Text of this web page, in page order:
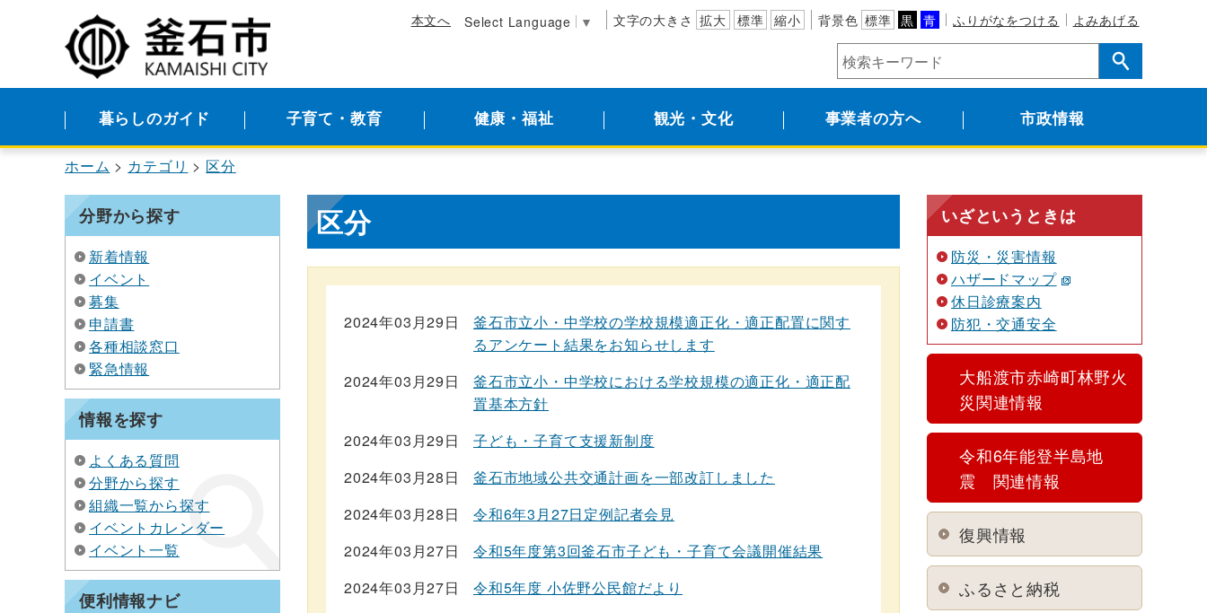
本文へ Select Language ▼ 文字の大きさ 拡大 標準 縮小 背景色 標準 黒 青 ふりがなをつける よみあげる
暮らしのガイド 子育て・教育 健康・福祉 観光・文化 事業者の方へ 市政情報
ホーム カテゴリ 区分
分野から探す
新着情報
イベント
募集
申請書
各種相談窓口
緊急情報
情報を探す
よくある質問
分野から探す
組織一覧から探す
イベントカレンダー
イベント一覧
便利情報ナビ
区分
2024年03月29日
釜石市立小・中学校の学校規模適正化・適正配置に関す
るアンケート結果をお知らせします
2024年03月29日
釜石市立小・中学校における学校規模の適正化・適正配
置基本方針
2024年03月29日
子ども・子育て支援新制度
2024年03月28日
釜石市地域公共交通計画を一部改訂しました
2024年03月28日
令和6年3月27日定例記者会見
2024年03月27日
令和5年度第3回釜石市子ども・子育て会議開催結果
2024年03月27日
令和5年度 小佐野公民館だより
いざというときは
防災・災害情報
ハザードマップ
休日診療案内
防犯・交通安全
大船渡市赤崎町林野火
災関連情報
令和6年能登半島地
震 関連情報
復興情報
ふるさと納税